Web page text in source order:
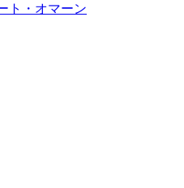
ト・オマーン